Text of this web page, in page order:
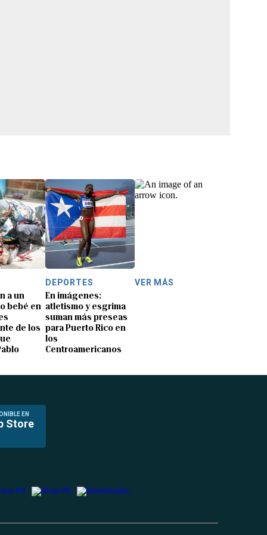
a un
bebé en
de los
DEPORTES
En imágenes:
atletismo y esgrima
suman más preseas
para Puerto Rico en
los
Centroamericanos
VER MÁS
EN
Store